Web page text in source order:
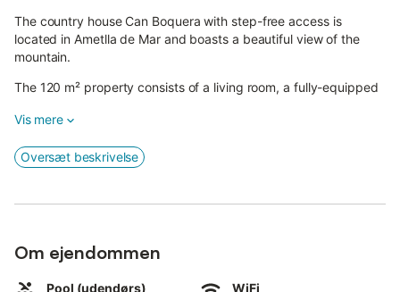
The country house Can Boquera with step-free access is
located in Ametlla de Mar and boasts a beautiful view of the
mountain.
The 120 m² property consists of a living room, a fully-equipped
toilets and can therefore accommodate 6 people.
Additional amenities include high-speed Wi-Fi (suitable for video
calls) with a dedicated workspace for home office, a smart TV
dryer. 2 baby cots are also available.
Welcome to our vacation rental with an enticing private outdoor
space.
Vis mere
Oversæt beskrivelse
Om ejendommen
Pool (udendørs) WiFi